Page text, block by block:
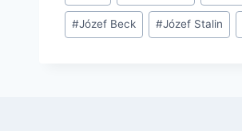
wpisu:
#Józef Beck #Józef Stalin